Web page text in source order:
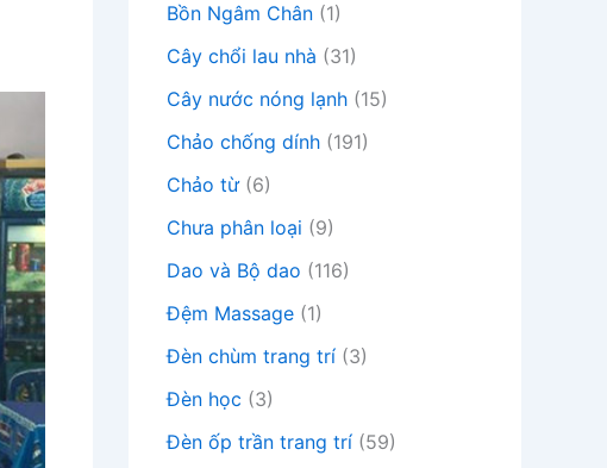
Bồn Ngâm Chân (1)
Cây chổi lau nhà (31)
Cây nước nóng lạnh (15)
Chảo chống dính (191)
Chảo từ (6)
Chưa phân loại (9)
Dao và Bộ dao (116)
Đệm Massage (1)
Đèn chùm trang trí (3)
Đèn học (3)
Đèn ốp trần trang trí (59)